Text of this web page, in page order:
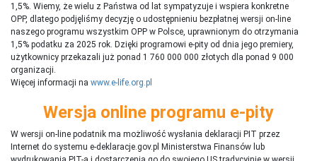
1,5%. Wiemy, że wielu z Państwa od lat sympatyzuje i wspiera konkretne
OPP, dlatego podjęliśmy decyzję o udostępnieniu bezpłatnej wersji on-line
naszego programu wszystkim OPP w Polsce, uprawnionym do otrzymania
1,5% podatku za 2025 rok. Dzięki programowi e-pity od dnia jego premiery,
użytkownicy przekazali już ponad 1 760 000 000 złotych dla ponad 9 000
organizacji.
Więcej informacji na www.e-life.org.pl
Wersja online programu e-pity
W wersji on-line podatnik ma możliwość wysłania deklaracji PIT przez
Internet do systemu e-deklaracje.gov.pl Ministerstwa Finansów lub